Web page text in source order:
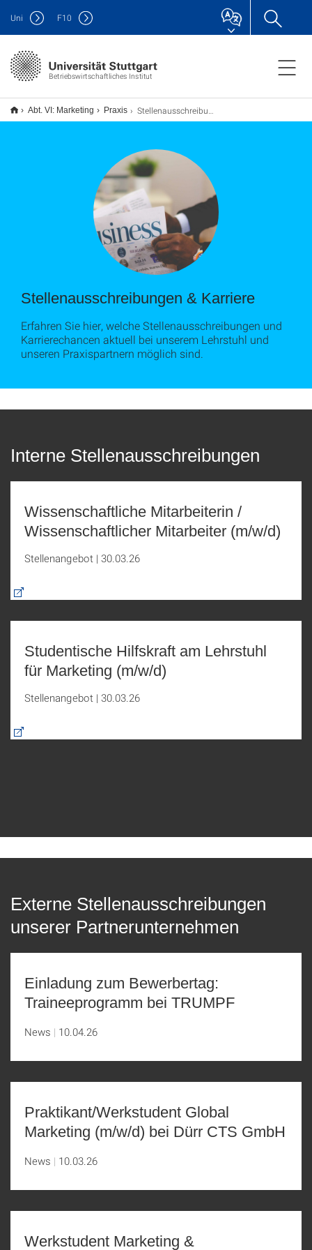
Betriebswirtschaftliches Institut
Uni F10
Abt. VI: Marketing Praxis Stellenausschreibungen
Stellenausschreibungen & Karriere
Erfahren Sie hier, welche Stellenausschreibungen und
Karrierechancen aktuell bei unserem Lehrstuhl und
unseren Praxispartnern möglich sind.
Interne Stellenausschreibungen
Wissenschaftliche Mitarbeiterin /
Wissenschaftlicher Mitarbeiter (m/w/d)
Stellenangebot | 30.03.26
Studentische Hilfskraft am Lehrstuhl
für Marketing (m/w/d)
Stellenangebot | 30.03.26
Externe Stellenausschreibungen
unserer Partnerunternehmen
Einladung zum Bewerbertag:
Traineeprogramm bei TRUMPF
News 10.04.26
Praktikant/Werkstudent Global
Marketing (m/w/d) bei Dürr CTS GmbH
News 10.03.26
Werkstudent Marketing &